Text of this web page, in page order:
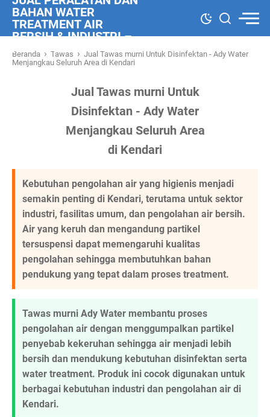
BAHAN WATER
TREATMENT AIR
BERSIH & INDUSTRI –
ADY WATER
Beranda › Tawas › Jual Tawas murni Untuk Disinfektan - Ady Water
Menjangkau Seluruh Area di Kendari
Jual Tawas murni Untuk
Disinfektan - Ady Water
Menjangkau Seluruh Area
di Kendari
Kebutuhan pengolahan air yang higienis menjadi
semakin penting di Kendari, terutama untuk sektor
industri, fasilitas umum, dan pengolahan air bersih.
Air yang keruh dan mengandung partikel
tersuspensi dapat memengaruhi kualitas
pengolahan sehingga membutuhkan bahan
pendukung yang tepat dalam proses treatment.
Tawas murni Ady Water membantu proses
pengolahan air dengan menggumpalkan partikel
penyebab kekeruhan sehingga air menjadi lebih
bersih dan mendukung kebutuhan disinfektan serta
water treatment. Produk ini cocok digunakan untuk
berbagai kebutuhan industri dan pengolahan air di
Kendari.